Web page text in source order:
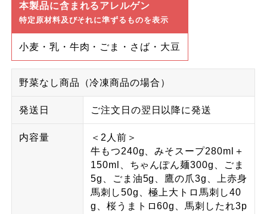
本製品に含まれるアレルゲン
特定原材料及びそれに準ずるものを表示
小麦・乳・牛肉・ごま・さば・大豆
野菜なし商品（冷凍商品の場合）
発送日 ご注文日の翌日以降に発送
内容量
＜2人前＞
牛もつ240g、みそスープ280ml＋
150ml、ちゃんぽん麺300g、ごま
5g、ごま油5g、鷹の爪3g、上赤身
馬刺し50g、極上大トロ馬刺し40
g、桜うまトロ60g、馬刺したれ3p